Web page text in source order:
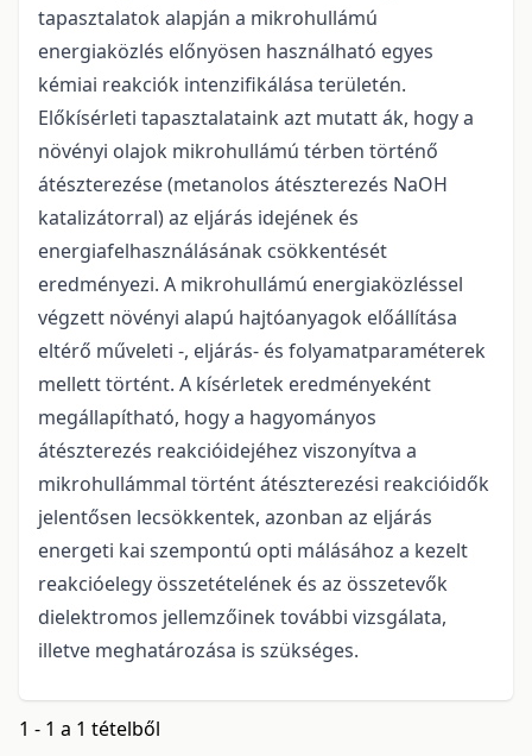
tapasztalatok alapján a mikrohullámú
energiaközlés előnyösen használható egyes
kémiai reakciók intenzifikálása területén.
Előkísérleti tapasztalataink azt mutatt ák, hogy a
növényi olajok mikrohullámú térben történő
átészterezése (metanolos átészterezés NaOH
katalizátorral) az eljárás idejének és
energiafelhasználásának csökkentését
eredményezi. A mikrohullámú energiaközléssel
végzett növényi alapú hajtóanyagok előállítása
eltérő műveleti -, eljárás- és folyamatparaméterek
mellett történt. A kísérletek eredményeként
megállapítható, hogy a hagyományos
átészterezés reakcióidejéhez viszonyítva a
mikrohullámmal történt átészterezési reakcióidők
jelentősen lecsökkentek, azonban az eljárás
energeti kai szempontú opti málásához a kezelt
reakcióelegy összetételének és az összetevők
dielektromos jellemzőinek további vizsgálata,
illetve meghatározása is szükséges.
1 - 1 a 1 tételből